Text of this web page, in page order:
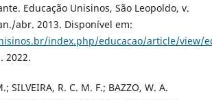
Educação Unisinos, São Leopoldo, v.
abr. 2013. Disponível em:
index.php/educacao/article/view/
2022.
SILVEIRA, R. C. M. F.; BAZZO, W. A.